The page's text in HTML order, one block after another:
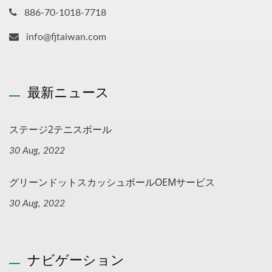
886-70-1018-7718
info@fjtaiwan.com
最新ニュース
ステージ2テニスボール
30 Aug, 2022
グリーンドットスカッシュボールOEMサービス
30 Aug, 2022
ナビゲーション